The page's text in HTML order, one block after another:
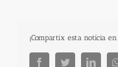
¡Compartix esta notícia
FacebookTwitter